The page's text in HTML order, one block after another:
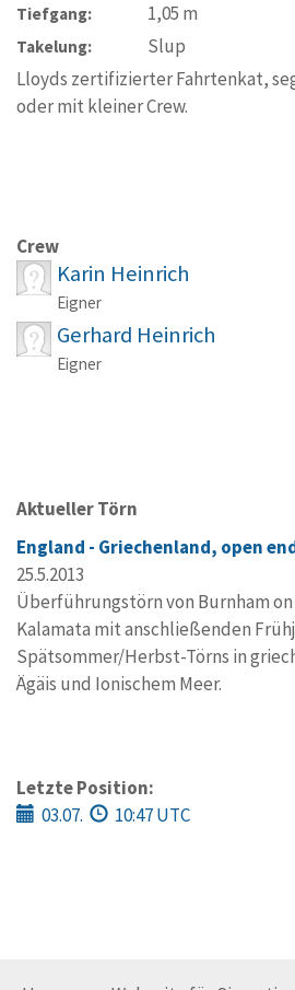
Tiefgang: 1,05 m
Takelung:
Slup
Lloyds zertifizierter Fahrtenkat,
oder mit kleiner Crew.
Crew
Karin Heinrich
Eigner
Gerhard Heinrich
Eigner
Aktueller Törn
England - Griechenland, open
25.5.2013
Überführungstörn von Burnham on
Kalamata mit anschließenden
Spätsommer/Herbst-Törns in
Ägäis und Ionischem Meer.
Letzte Position:
03.07.
10:47 UTC